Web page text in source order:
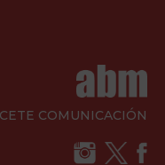
COMUNICACIÓN